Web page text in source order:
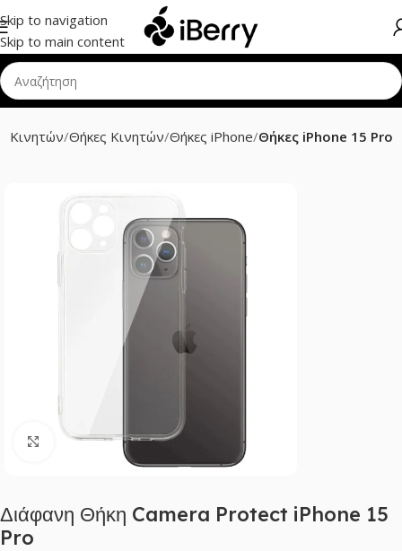
Skip to navigation
Skip to main content
Κινητών Θήκες Κινητών Θήκες iPhone Θήκες iPhone 15 Pro
Click to enlarge
Διάφανη Θήκη Camera Protect iPhone 15
Pro